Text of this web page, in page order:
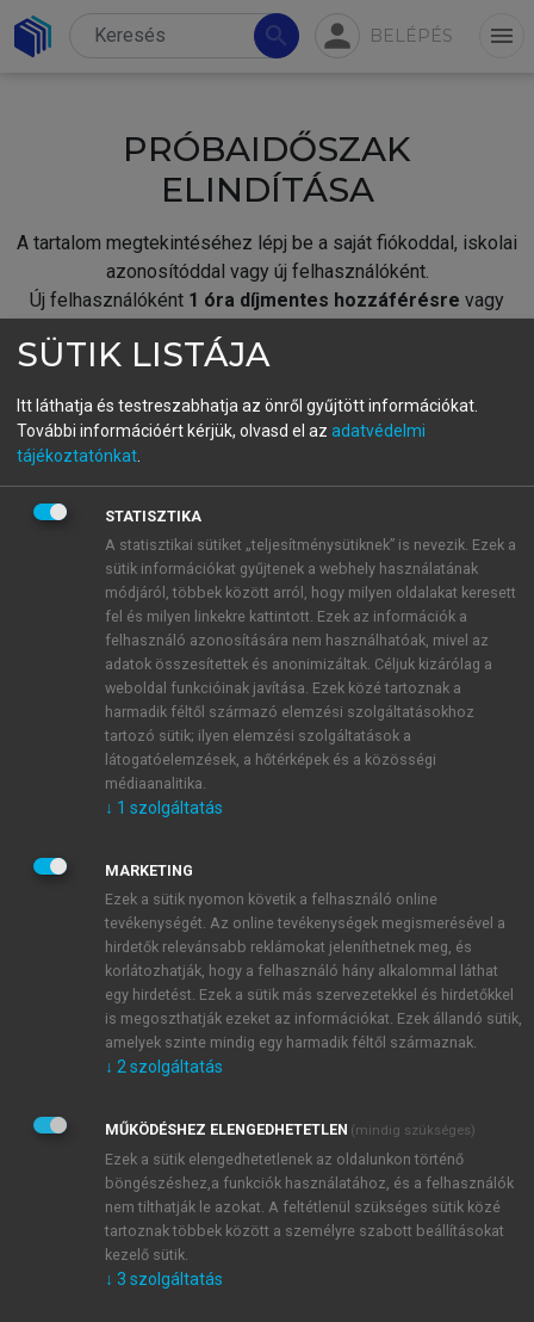
search person BELÉPÉS menu
PRÓBAIDŐSZAK
ELINDÍTÁSA
A tartalom megtekintéséhez lépj be a saját fiókoddal, iskolai
azonosítóddal vagy új felhasználóként.
Új felhasználóként 1 óra díjmentes hozzáférésre vagy
fiókoddal,vagy hozz létre új fiókot.
A regisztráció után apróbaidőszakautomatikusan
BELÉPÉS SAJÁT FIÓKKAL
ÚJ FIÓK LÉTREHOZÁSA
1 óra díjmentes hozzáférés
E-MAIL-CÍM
JELSZÓ
JELSZÓ ÚJRA
Kérek értesítést a MeRSZ újdonságairól, akcióiról.
Kérek értesítést az Akadémiai Kiadó Zrt. újdonságairól,
Adatkezelési tájékoztatóbanfoglaltakat tudomásul
veszem és elfogadom.
Általános vásárlási feltételeket, valamint a szotar.netés a
mersz.huoldalak licencszerződéseiben foglaltakat
tudomásul veszem és elfogadom.
KIPRÓBÁLOM
SÜTIK LISTÁJA
Itt láthatja és testreszabhatja az önről gyűjtött információkat.
További információért kérjük, olvasd el az adatvédelmi
tájékoztatónkat
STATISZTIKA
A statisztikai sütiket „teljesítménysütiknek” is nevezik. Ezek a
sütik információkat gyűjtenek a webhely használatának
módjáról, többek között arról, hogy milyen oldalakat keresett
fel és milyen linkekre kattintott. Ezek az információk a
felhasználó azonosítására nem használhatóak, mivel az
adatok összesítettek és anonimizáltak. Céljuk kizárólag a
weboldal funkcióinak javítása. Ezek közé tartoznak a
harmadik féltől származó elemzési szolgáltatásokhoz
tartozó sütik; ilyen elemzési szolgáltatások a
látogatóelemzések, a hőtérképek és a közösségi
médiaanalitika.
↓ 1 szolgáltatás
MARKETING
Ezek a sütik nyomon követik a felhasználó online
tevékenységét. Az online tevékenységek megismerésével a
hirdetők relevánsabb reklámokat jeleníthetnek meg, és
korlátozhatják, hogy a felhasználó hány alkalommal láthat
egy hirdetést. Ezek a sütik más szervezetekkel és hirdetőkkel
is megoszthatják ezeket az információkat. Ezek állandó sütik,
amelyek szinte mindig egy harmadik féltől származnak.
↓ 2 szolgáltatás
MŰKÖDÉSHEZ ELENGEDHETETLEN (mindig szükséges)
Ezek a sütik elengedhetetlenek az oldalunkon történő
böngészéshez,a funkciók használatához, és a felhasználók
nem tilthatják le azokat. A feltétlenül szükséges sütik közé
tartoznak többek között a személyre szabott beállításokat
kezelő sütik.
↓ 3 szolgáltatás